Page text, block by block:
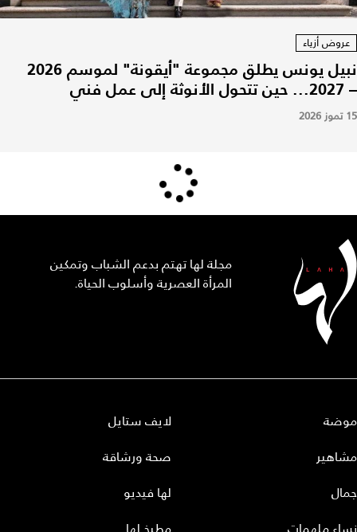
عروض أزياء
نبيل يونس يطلق مجموعة "أيقونة" لموسم 2026
– 2027... حين تتحول الأنوثة إلى عمل فني
15 تموز 2026
مجلة لها تهتم بدعم الشباب وتمكين
المرأة العصرية وأسلوب الحياة.
موضة
مشاهير
جمال
لايف ستايل
صحة ورشاقة
لها فيديو